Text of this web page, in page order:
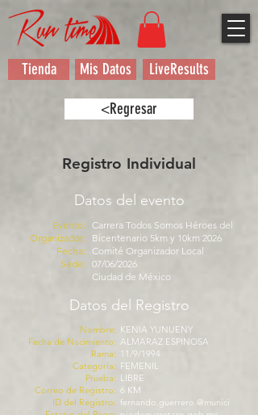
Tienda Mis Datos LiveResults
<Regresar
Registro Individual
Datos del evento
Evento:
Organizador:
Fecha:
Sede:
Carrera Todos Somos Héroes del
Bicentenario 5km y 10km 2026
Comité Organizador Local
07/06/2026
Ciudad de México
Datos del Registro
Nombre:
Fecha de Nacimiento:
Rama:
Categoría:
Prueba:
Correo de Registro:
ID del Registro:
KENIA YUNUENY
ALMARAZ ESPINOSA
11/9/1994
FEMENIL
LIBRE
6 KM
fernando.guerrero.@munici